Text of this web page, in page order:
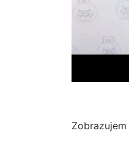
Zobrazujem